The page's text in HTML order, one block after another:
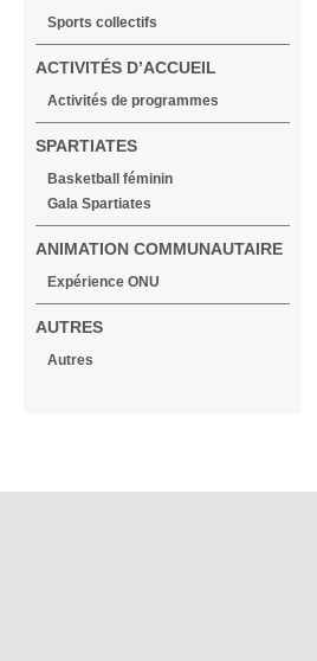
Sports collectifs
ACTIVITÉS D’ACCUEIL
Activités de programmes
SPARTIATES
Basketball féminin
Gala Spartiates
ANIMATION COMMUNAUTAIRE
Expérience ONU
AUTRES
Autres